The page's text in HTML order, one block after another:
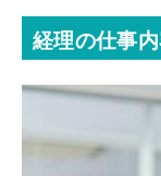
経理の仕事